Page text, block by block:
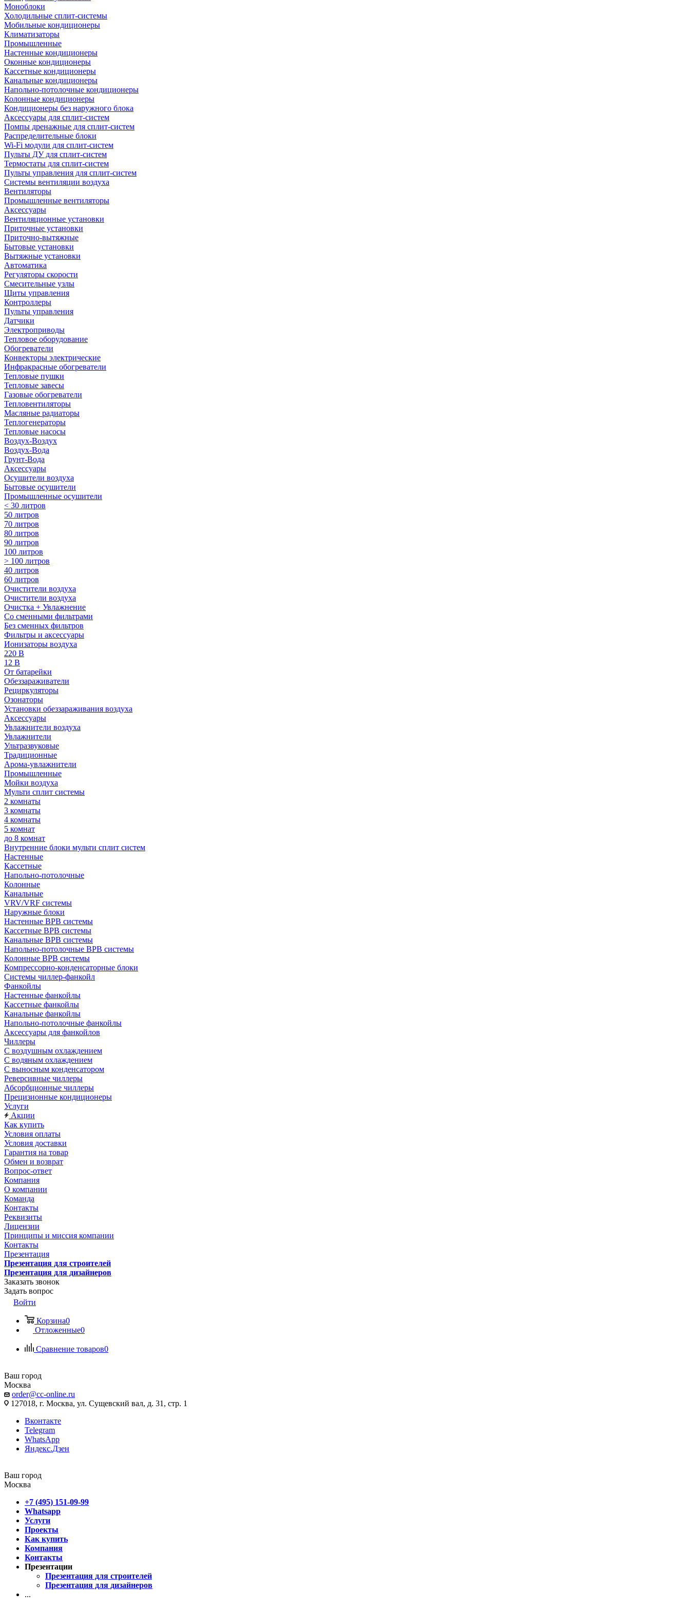
Моноблоки
Холодильные сплит-системы
Мобильные кондиционеры
Климатизаторы
Промышленные
Настенные кондиционеры
Оконные кондиционеры
Кассетные кондиционеры
Канальные кондиционеры
Напольно-потолочные кондиционеры
Колонные кондиционеры
Кондиционеры без наружного блока
Аксессуары для сплит-систем
Помпы дренажные для сплит-систем
Распределительные блоки
Wi-Fi модули для сплит-систем
Пульты ДУ для сплит-систем
Термостаты для сплит-систем
Пульты управления для сплит-систем
Системы вентиляции воздуха
Вентиляторы
Промышленные вентиляторы
Аксессуары
Вентиляционные установки
Приточные установки
Приточно-вытяжные
Бытовые установки
Вытяжные установки
Автоматика
Регуляторы скорости
Смесительные узлы
Щиты управления
Контроллеры
Пульты управления
Датчики
Электроприводы
Тепловое оборудование
Обогреватели
Конвекторы электрические
Инфракрасные обогреватели
Тепловые пушки
Тепловые завесы
Газовые обогреватели
Тепловентиляторы
Масляные радиаторы
Теплогенераторы
Тепловые насосы
Воздух-Воздух
Воздух-Вода
Грунт-Вода
Аксессуары
Осушители воздуха
Бытовые осушители
Промышленные осушители
< 30 литров
50 литров
70 литров
80 литров
90 литров
100 литров
> 100 литров
40 литров
60 литров
Очистители воздуха
Очистители воздуха
Очистка + Увлажнение
Cо сменными фильтрами
Без сменных фильтров
Фильтры и аксессуары
Ионизаторы воздуха
220 В
12 В
От батарейки
Обеззараживатели
Рециркуляторы
Озонаторы
Установки обеззараживания воздуха
Аксессуары
Увлажнители воздуха
Увлажнители
Ультразвуковые
Традиционные
Арома-увлажнители
Промышленные
Мойки воздуха
Мульти сплит системы
2 комнаты
3 комнаты
4 комнаты
5 комнат
до 8 комнат
Внутренние блоки мульти сплит систем
Настенные
Кассетные
Напольно-потолочные
Колонные
Канальные
VRV/VRF системы
Наружные блоки
Настенные ВРВ системы
Кассетные ВРВ системы
Канальные ВРВ системы
Напольно-потолочные ВРВ системы
Колонные ВРВ системы
Компрессорно-конденсаторные блоки
Системы чиллер-фанкойл
Фанкойлы
Настенные фанкойлы
Кассетные фанкойлы
Канальные фанкойлы
Напольно-потолочные фанкойлы
Аксессуары для фанкойлов
Чиллеры
С воздушным охлаждением
С водяным охлаждением
С выносным конденсатором
Реверсивные чиллеры
Абсорбционные чиллеры
Прецизионные кондиционеры
Услуги
Акции
Как купить
Условия оплаты
Условия доставки
Гарантия на товар
Обмен и возврат
Вопрос-ответ
Компания
О компании
Команда
Контакты
Реквизиты
Лицензии
Принципы и миссия компании
Контакты
Презентация
Презентация для строителей
Презентация для дизайнеров
Заказать звонок
Задать вопрос
Войти
Корзина0
Отложенные0
Сравнение товаров0
Ваш город
Москва
order@cc-online.ru
127018, г. Москва, ул. Сущевский вал, д. 31, стр. 1
Вконтакте
Telegram
WhatsApp
Яндекс.Дзен
Ваш город
Москва
+7 (495) 151-09-99
Whatsapp
Услуги
Проекты
Как купить
Компания
Контакты
Презентации
Презентация для строителей
Презентация для дизайнеров
...